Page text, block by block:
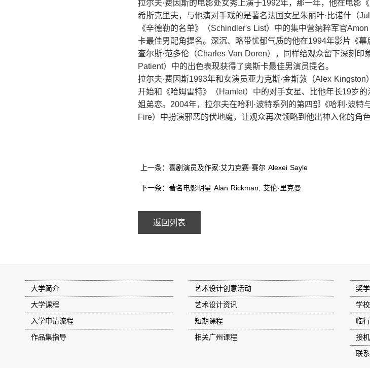
拉尔夫·费因斯的电影处女秀上演于1992年，那一年，他在电影
希斯克里夫，与他演对手戏的是著名法国女星朱丽叶·比诺什（
《辛德勒的名单》（Schindler's List）中的集中营纳粹军官
卡最佳男配角提名。深沉、略带忧郁气质的他在1994年影片《
查尔斯·范多伦（Charles Van Doren），同样给观众留下深刻
Patient）中的出色表现获得了奥斯卡最佳男演员提名。
拉尔夫·费因斯1993年和女演员亚力克斯·金斯敦（Alex
开始和《哈姆雷特》（Hamlet）中的对手女星、比他年长19岁
姐弟恋。2004年，拉尔夫在哈利·波特系列的第四部《哈利·波
Fire）中扮演邪恶的伏地魔，让观众再次领略到他出神入化的角
上一条：喜剧演员及作家:艾力克赛·赛尔 Alexei Sayle
下一条：著名电影明星 Alan Rickman, 艾伦·里克曼
返回列表
大学简介
大学课程
入学申请流程
作品集指导
艺术设计创意活动
艺术设计资讯
短期课程
相关广州课程
奖
学
临
接
联